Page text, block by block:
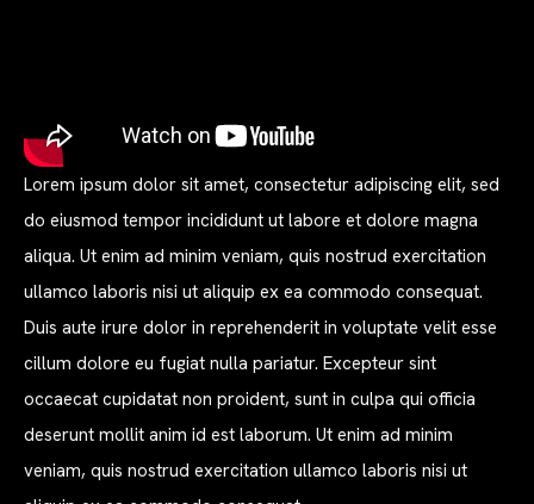
Lorem ipsum dolor sit amet, consectetur adipiscing elit, sed
do eiusmod tempor incididunt ut labore et dolore magna
aliqua. Ut enim ad minim veniam, quis nostrud exercitation
ullamco laboris nisi ut aliquip ex ea commodo consequat.
Duis aute irure dolor in reprehenderit in voluptate velit esse
cillum dolore eu fugiat nulla pariatur. Excepteur sint
occaecat cupidatat non proident, sunt in culpa qui officia
deserunt mollit anim id est laborum. Ut enim ad minim
veniam, quis nostrud exercitation ullamco laboris nisi ut